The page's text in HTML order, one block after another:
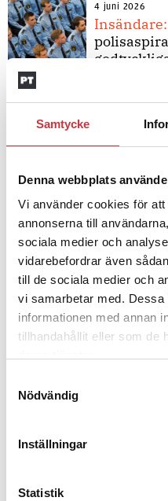
Samtycke
Denna webbplats
Vi använder cookies för
annonserna till
sociala medier och
vidarebefordrar även
till de sociala medier och
vi samarbetar med.
informationen med annan
tillhandahållit eller som de
Nödvändig
Inställningar
Statistik
4 juni 2026
Insändare:
– nu ska
4 juni 2026
att rättas